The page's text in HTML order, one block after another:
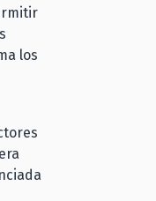
los